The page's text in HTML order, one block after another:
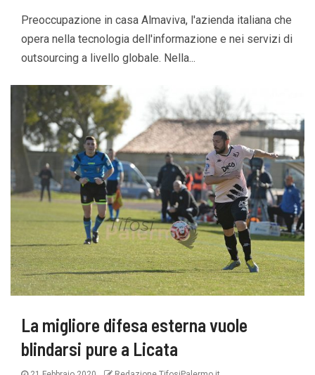
Preoccupazione in casa Almaviva, l'azienda italiana che
opera nella tecnologia dell'informazione e nei servizi di
outsourcing a livello globale. Nella...
La migliore difesa esterna vuole
blindarsi pure a Licata